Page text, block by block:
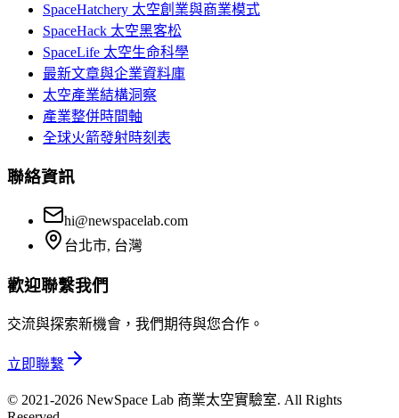
SpaceHatchery 太空創業與商業模式
SpaceHack 太空黑客松
SpaceLife 太空生命科學
最新文章與企業資料庫
太空產業結構洞察
產業整併時間軸
全球火箭發射時刻表
聯絡資訊
hi@newspacelab.com
台北市, 台灣
歡迎聯繫我們
交流與探索新機會，我們期待與您合作。
立即聯繫
© 2021-2026 NewSpace Lab 商業太空實驗室. All Rights